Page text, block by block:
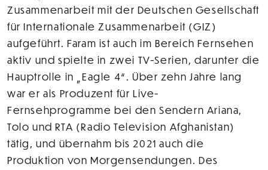
Zusammenarbeit mit der Deutschen Gesellschaft
für Internationale Zusammenarbeit (GIZ)
aufgeführt. Faram ist auch im Bereich Fernsehen
aktiv und spielte in zwei TV-Serien, darunter die
Hauptrolle in „Eagle 4“. Über zehn Jahre lang
war er als Produzent für Live-
Fernsehprogramme bei den Sendern Ariana,
Tolo und RTA (Radio Television Afghanistan)
tätig, und übernahm bis 2021 auch die
Produktion von Morgensendungen. Des